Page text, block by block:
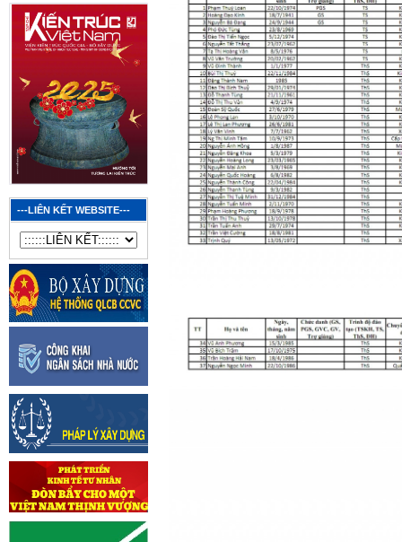
---LIÊN KẾT WEBSITE---